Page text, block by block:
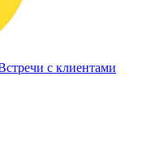
с клиентами